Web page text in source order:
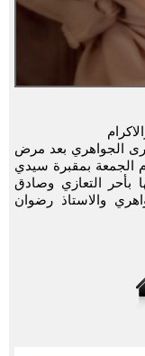
الجواهري بعد مرض
الجمعة بمقبرة سيدي
بأحر التعازي وصادق
والاستاذ رضوان